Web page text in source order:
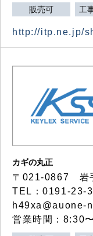
販売可 工
http://itp.ne.jp/
カギの丸正
〒021-0867 岩
TEL：0191-23-
h49xa@auone-
営業時間：8:30